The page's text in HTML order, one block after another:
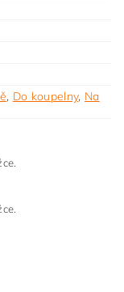
, Do koupelny, Na